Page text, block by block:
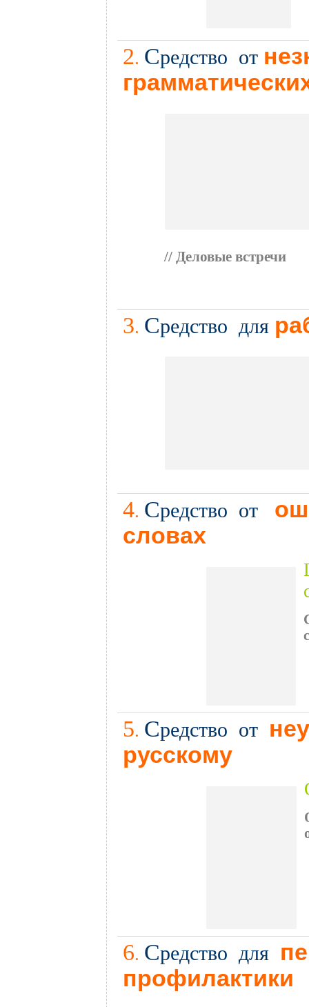
2. Средство от
// Деловые встречи
3. Средство для
4. Средство от
словах
5. Средство от
русскому
6. Средство для
профилактики